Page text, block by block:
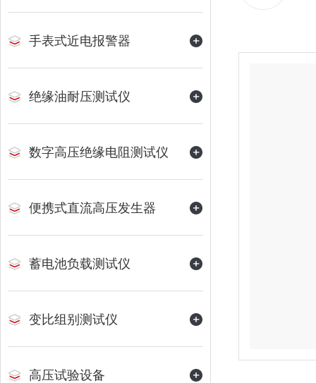
手表式近电报警器
绝缘油耐压测试仪
数字高压绝缘电阻测试仪
便携式直流高压发生器
蓄电池负载测试仪
变比组别测试仪
高压试验设备